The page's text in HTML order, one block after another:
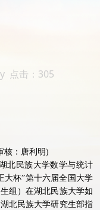
点击： 305
核：唐利明)
北民族大学数学与统计
大杯”第十六届全国大学
组）在湖北民族大学如
北民族大学研究生部指